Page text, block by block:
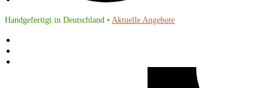
Handgefertigt in Deutschland • Aktuelle Angebote